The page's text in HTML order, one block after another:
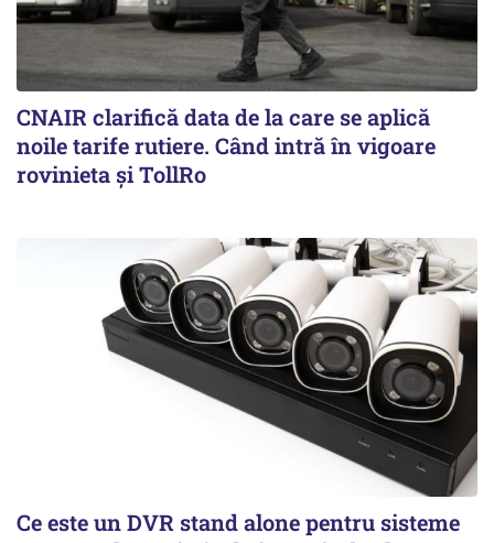
CNAIR clarifică data de la care se aplică
noile tarife rutiere. Când intră în vigoare
rovinieta și TollRo
Ce este un DVR stand alone pentru sisteme